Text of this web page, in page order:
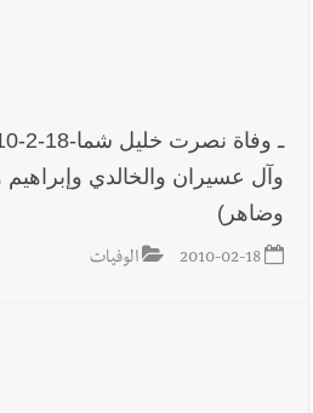
وآل عسيران والخالدي
وضاهر)
2010-02-18 الوفيات